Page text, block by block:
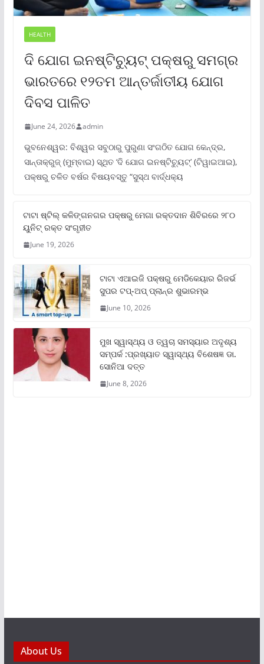
HEALTH
ଦି ଯୋଗ ଇନଷ୍ଟିଚ୍ୟୁଟ୍ ପକ୍ଷରୁ ସମଗ୍ର
ଭାରତରେ ୧୨ତମ ଆନ୍ତର୍ଜାତୀୟ ଯୋଗ
ଦିବସ ପାଳିତ
June 24, 2026 admin
ଭୁବନେଶ୍ୱର: ବିଶ୍ୱର ସବୁଠାରୁ ପୁରୁଣା ସଂଗଠିତ ଯୋଗ କେନ୍ଦ୍ର,
ସାନ୍ତାକ୍ରୁଜ୍ (ମୁମ୍ବାଇ) ସ୍ଥିତ ‘ଦି ଯୋଗ ଇନଷ୍ଟିଚ୍ୟୁଟ୍‌’ (ଟିୱାଇଆଇ),
ପକ୍ଷରୁ ଚଳିତ ବର୍ଷର ବିଷୟବସ୍ତୁ “ସୁସ୍ଥ ବାର୍ଦ୍ଧକ୍ୟ
ଟାଟା ଷ୍ଟିଲ୍‌ କଳିଙ୍ଗନଗର ପକ୍ଷରୁ ମେଗା ରକ୍ତଦାନ ଶିବିରରେ ୨୮୦
ୟୁନିଟ୍‌ ରକ୍ତ ସଂଗୃହୀତ
June 19, 2026
ଟାଟା ଏଆଇଜି ପକ୍ଷରୁ ମେଡିକେୟାର ରିଜର୍ଭ
ସୁପର ଟପ୍‌-ଅପ୍ ପ୍ଲାନ୍‌ର ଶୁଭାରମ୍ଭ
June 10, 2026
ମୁଖ ସ୍ୱାସ୍ଥ୍ୟ ଓ ତ୍ୱଚା ସମସ୍ୟାର ଅଦୃଶ୍ୟ
ସମ୍ପର୍କ :ପ୍ରଖ୍ୟାତ ସ୍ୱାସ୍ଥ୍ୟ ବିଶେଷଜ୍ଞ ଡା.
ସୋନିଆ ଦତ୍ତ
June 8, 2026
About Us